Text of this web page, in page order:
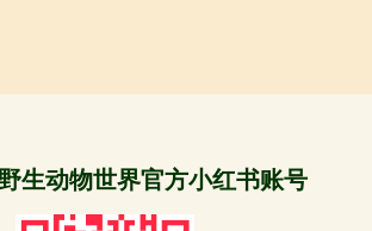
生动物世界官方小红书账号